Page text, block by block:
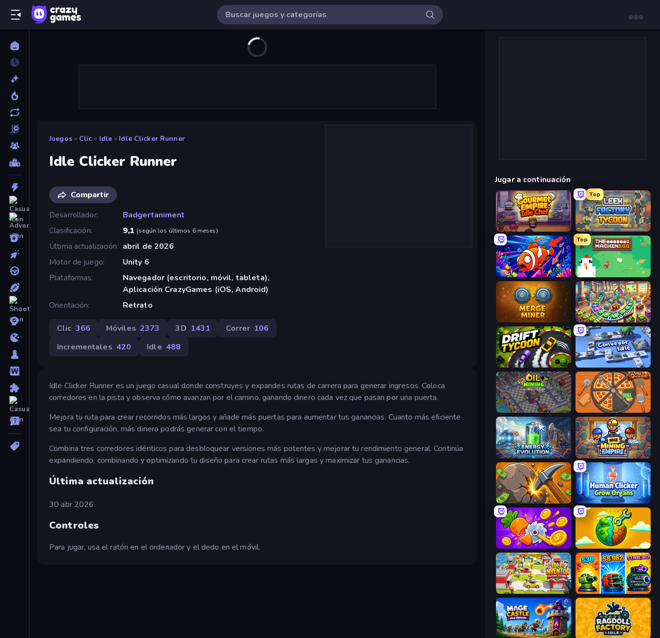
Juegos » Clic » Idle » Idle Clicker Runner
Idle Clicker Runner
Compartir
Desarrollador
Badgertaniment
Clasificación
9,1 (según los últimos 6 meses)
Última actualización
abril de 2026
Motor de juego
Unity 6
Plataformas
Navegador (escritorio, móvil, tableta),
Aplicación CrazyGames (iOS, Android)
Orientación
Retrato
Clic 366 Móviles 2373 3D 1431 Correr 106
Incrementales 420 Idle 488
Idle Clicker Runner es un juego casual donde construyes y expandes rutas de carrera para generar ingresos. Coloca
corredores en la pista y observa cómo avanzan por el camino, ganando dinero cada vez que pasan por una puerta.
Mejora tu ruta para crear recorridos más largos y añade más puertas para aumentar tus ganancias. Cuanto más eficiente
sea tu configuración, más dinero podrás generar con el tiempo.
Combina tres corredores idénticos para desbloquear versiones más potentes y mejorar tu rendimiento general. Continúa
expandiendo, combinando y optimizando tu diseño para crear rutas más largas y maximizar tus ganancias.
Última actualización
30 abr 2026
Controles
Para jugar, usa el ratón en el ordenador y el dedo en el móvil.
Jugar a continuación
Top
Leek Factory Tycoon
Fish Catch Idle
Top
The MachinEGG
Merge Miner Money Factory: Tycoon Idle Game
Drift Tycoon Conveyor Idle
Oil Mining 3D: Petrol Factory Ring Restaurant
Energy Evolution Idle Mining Empire
Mine Clicker Human Clicker: Grow Organs
Farm Ring Idle Land Explorers: Merge & Build
Idle Inventor Pumpkin Defense: Merge Cannon